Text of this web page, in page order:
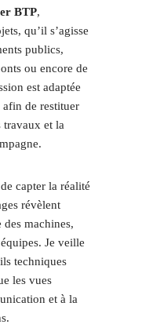
BTP,
qu’il s’agisse
publics,
ou encore de
est adaptée
afin de restituer
travaux et la
capter la réalité
révèlent
des machines,
Je veille
techniques
les vues
et à la